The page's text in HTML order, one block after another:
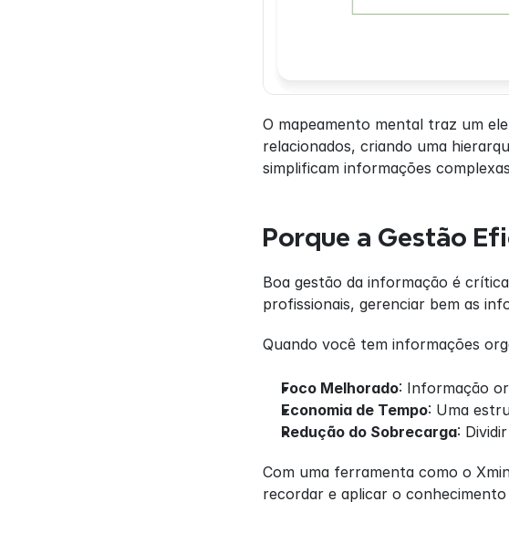
O mapeamento mental traz um
relacionados, criando uma
simplificam informações
Porque a Gestão
Boa gestão da informação é
profissionais, gerenciar bem as
Quando você tem informações
Foco Melhorado: Informação
Economia de Tempo: Uma
Redução do Sobrecarga:
Com uma ferramenta como o
recordar e aplicar o